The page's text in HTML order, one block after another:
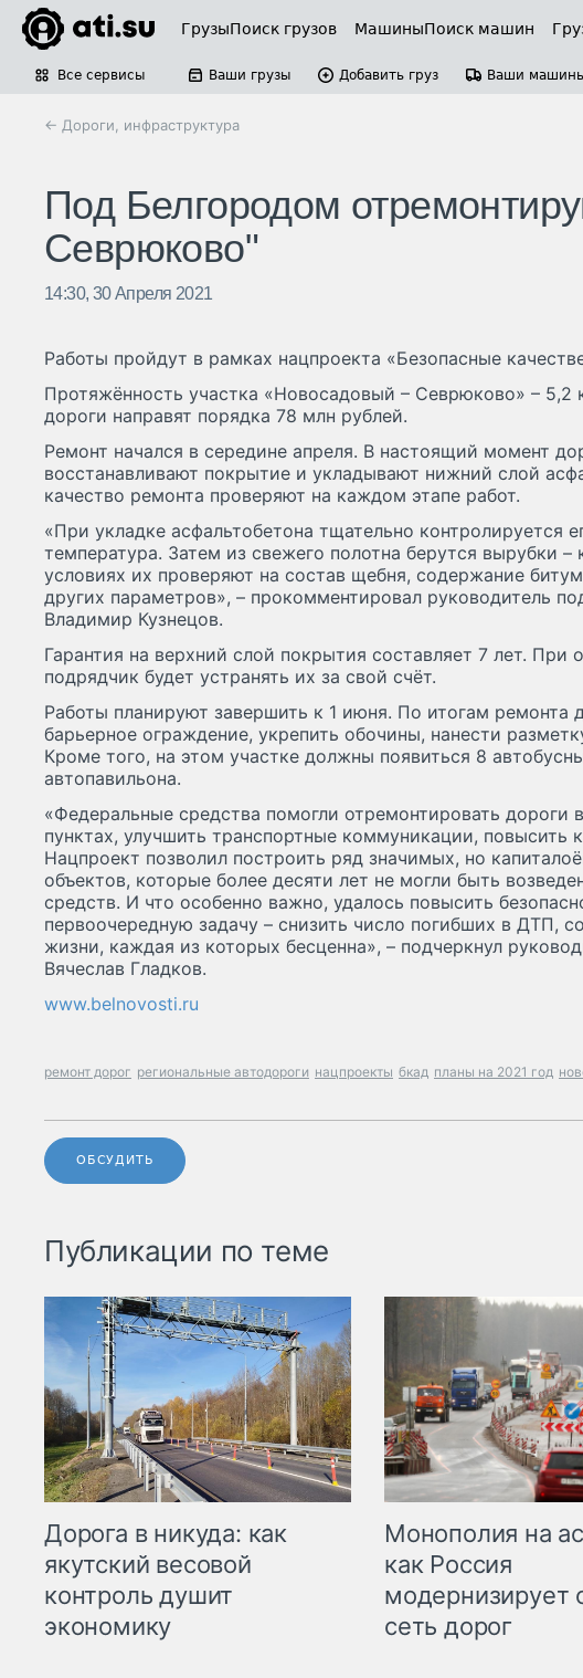
ГрузыПоиск грузов МашиныПоиск машин
Все сервисы Ваши грузы Добавить груз Ваши
← Дороги, инфраструктура
Под Белгородом
Севрюково"
14:30, 30 Апреля 2021
Работы пройдут в рамках нацпроекта «Безопасные
Протяжённость участка «Новосадовый – Севрюково» – 5,2
дороги направят порядка 78 млн рублей.
Ремонт начался в середине апреля. В настоящий момент
восстанавливают покрытие и укладывают нижний слой
качество ремонта проверяют на каждом этапе работ.
«При укладке асфальтобетона тщательно контролируется
температура. Затем из свежего полотна берутся вырубки
условиях их проверяют на состав щебня, содержание
других параметров», – прокомментировал руководитель
Владимир Кузнецов.
Гарантия на верхний слой покрытия составляет 7 лет. При
подрядчик будет устранять их за свой счёт.
Работы планируют завершить к 1 июня. По итогам ремонта
барьерное ограждение, укрепить обочины, нанести
Кроме того, на этом участке должны появиться 8
автопавильона.
«Федеральные средства помогли отремонтировать дороги
пунктах, улучшить транспортные коммуникации, повысить
Нацпроект позволил построить ряд значимых, но
объектов, которые более десяти лет не могли быть
средств. И что особенно важно, удалось повысить
первоочередную задачу – снизить число погибших в ДТП,
жизни, каждая из которых бесценна», – подчеркнул
Вячеслав Гладков.
www.belnovosti.ru
ремонт дорог региональные автодороги нацпроекты бкад планы на 2021 год
ОБСУДИТЬ
Публикации по теме
Дорога в никуда: как
якутский весовой
контроль душит
экономику
Монополия на
как Россия
модернизирует
сеть дорог